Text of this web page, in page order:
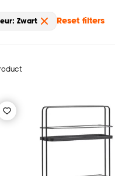
Zwart Reset filters